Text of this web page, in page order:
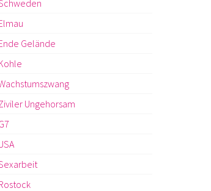
Gelände
Ungehorsam